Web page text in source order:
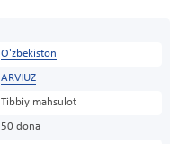
O'zbekiston
ARVIUZ
Tibbiy mahsulot
50 dona